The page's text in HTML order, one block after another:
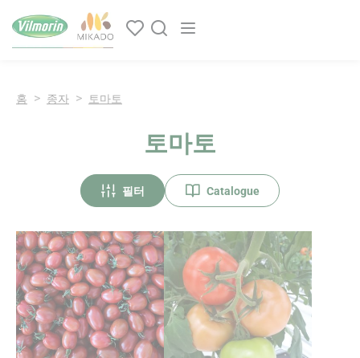
Main navigation
홈 종자 토마토
토마토
필터 Catalogue